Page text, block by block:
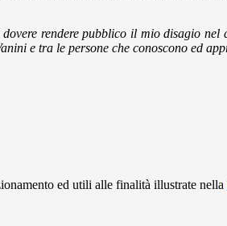
rendere pubblico il mio disagio
e tra le persone che conoscono ed
ed utili alle finalità illustrate nella